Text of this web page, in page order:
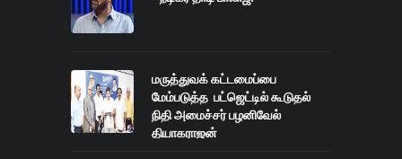
மருத்துவக் கட்டமைப்பை
மேம்படுத்த பட்ஜெட்டில் கூடுதல்
நிதி அமைச்சர் பழனிவேல்
தியாகராஜன்